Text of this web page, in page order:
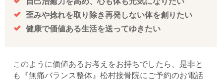
歪みや捻れを取り除き再発しない体を創りたい
健康で価値ある生活を送ってゆきたい
このように価値あるお考えをお持ちでしたら、是非と
も『無痛バランス整体』松村接骨院にご予約のお電話